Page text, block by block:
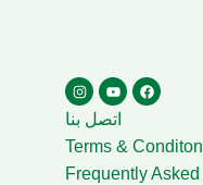
اتصل بنا
Terms &
Frequently